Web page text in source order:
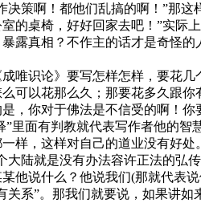
决策啊！都他们乱搞的啊！”那
的桌椅，好好回家去吧！”实际
露真相？不作主的话才是奇怪
识论》要写怎样怎样，要花几
可以花那么久；那要花多久跟
，你对于佛法是不信受的啊！
”里面有判教就代表写作者他的
样，这样对自己的道业没有好处。
就是没有办法容许正法的弘传
他说什么？他说我们(那就代表
关系”。那我们就要说，如果讲